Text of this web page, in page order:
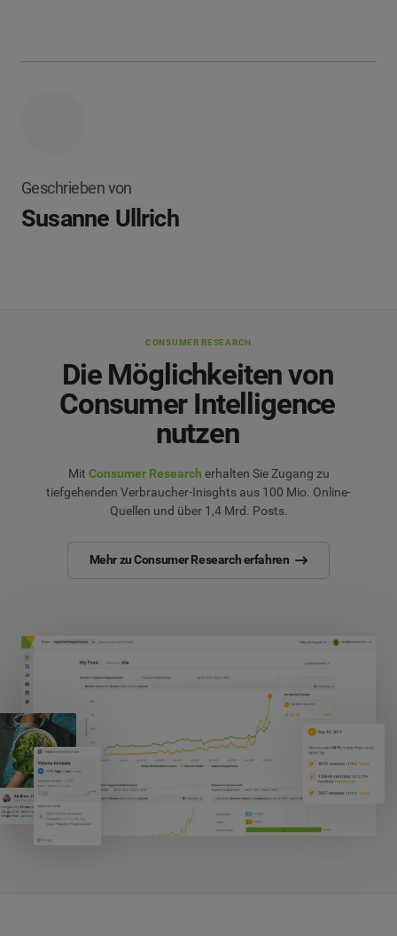
Geschrieben von
Susanne Ullrich
CONSUMER RESEARCH
Die Möglichkeiten von
Consumer Intelligence
nutzen
Mit Consumer Research erhalten Sie Zugang zu
tiefgehenden Verbraucher-Inisghts aus 100 Mio. Online-
Quellen und über 1,4 Mrd. Posts.
Mehr zu Consumer Research erfahren